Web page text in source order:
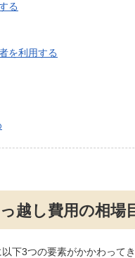
る
を利用する
越し費用の相場
下3つの要素がかかわってき